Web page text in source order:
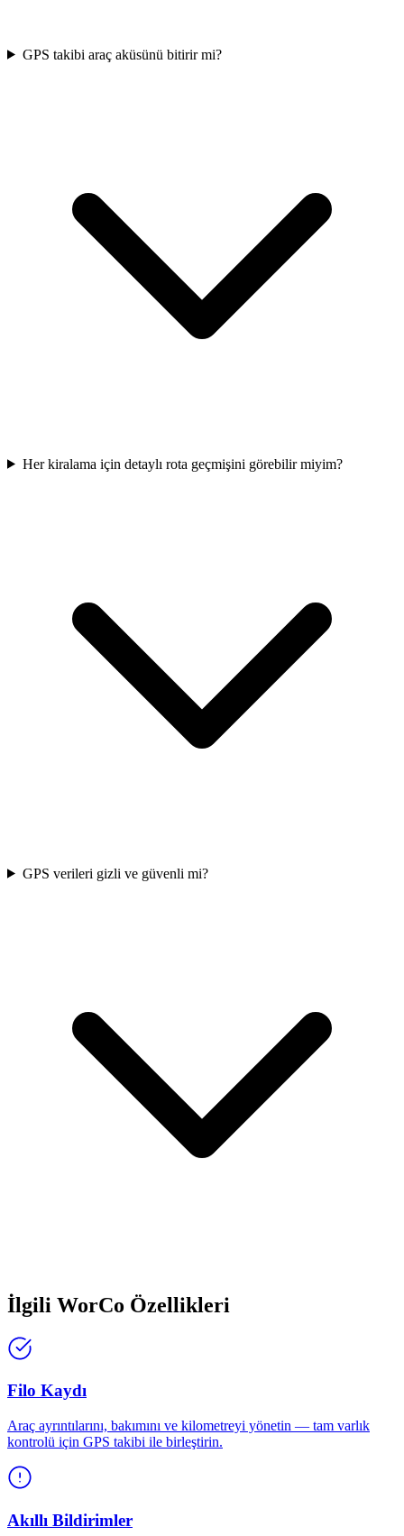
GPS takibi araç aküsünü bitirir mi?
Her kiralama için detaylı rota geçmişini görebilir miyim?
GPS verileri gizli ve güvenli mi?
İlgili WorCo Özellikleri
Filo Kaydı
Araç ayrıntılarını, bakımını ve kilometreyi yönetin — tam varlık
kontrolü için GPS takibi ile birleştirin.
Akıllı Bildirimler